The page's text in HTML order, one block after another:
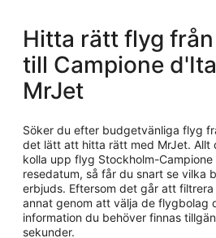
Hitta rätt flyg
till Campione
MrJet
Söker du efter budgetvänliga flyg
det lätt att hitta rätt med MrJet. Allt
kolla upp flyg Stockholm-
resedatum, så får du snart se vilka
erbjuds. Eftersom det går att
annat genom att välja de flygbolag
information du behöver finnas
sekunder.